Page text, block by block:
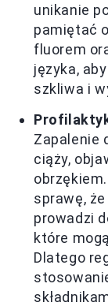
unikanie
pamiętać
fluorem
języka,
szkliwa i
Zapalenie
ciąży,
sprawę,
prowadzi
które
Dlatego